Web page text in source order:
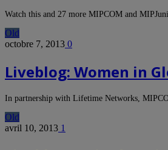
Watch this and 27 more MIPCOM and
Old
octobre 7, 2013 0
Liveblog: Women in
In partnership with Lifetime Networks,
Old
avril 10, 2013 1